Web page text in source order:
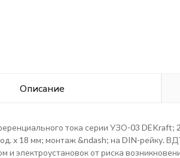
Описание
тока серии УЗО-03 DEKraft;
х 18 мм; монтаж &ndash; на DIN-рейку.
и электроустановок от риска